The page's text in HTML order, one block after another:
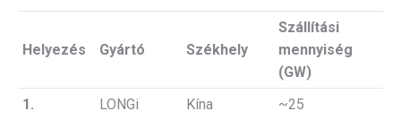
Helyezés Gyártó Székhely
Szállítási
mennyiség
(GW)
1.
LONGi Kína
~25